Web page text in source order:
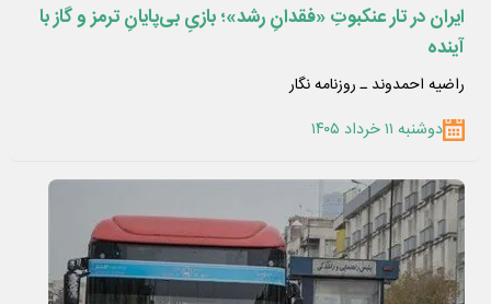
ایران در تار عنکبوتِ «فقدانِ رشد»؛ بازیِ بی‌پایانِ ترمز و گاز با
آینده
راضیه احمدوند ـ روزنامه نگار
دوشنبه ۱۱ خرداد ۱۴۰۵